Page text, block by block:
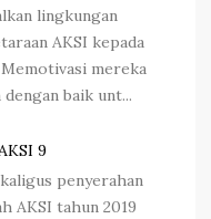
lingkungan
AKSI kepada
mereka
baik unt...
9
penyerahan
AKSI tahun 2019